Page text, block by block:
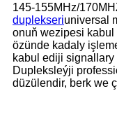
145-155MHz/
duplekseriuniversal
onuň wezipesi
özünde kadaly
kabul ediji
Dupleksleýji
düzülendir, berk we